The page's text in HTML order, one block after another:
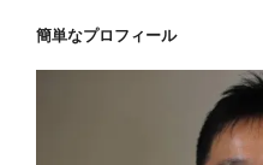
簡単なプロフィール